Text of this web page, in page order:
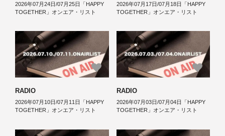
2026年07月24日/07月25日「HAPPY
TOGETHER」オンエア・リスト
2026年07月17日/07月18日「HAPPY
TOGETHER」オンエア・リスト
RADIO
2026年07月10日/07月11日「HAPPY
TOGETHER」オンエア・リスト
RADIO
2026年07月03日/07月04日「HAPPY
TOGETHER」オンエア・リスト